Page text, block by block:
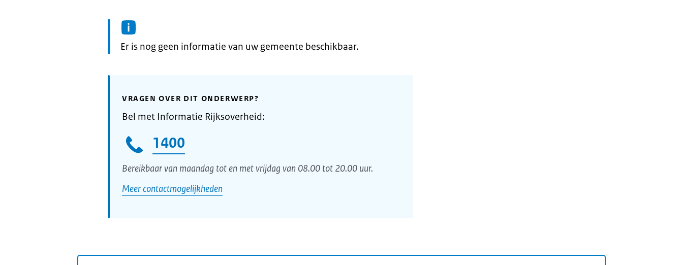
Informatie:
Er is nog geen informatie van uw gemeente beschikbaar.
VRAGEN OVER DIT ONDERWERP?
Bel met Informatie Rijksoverheid:
1400
Bereikbaar van maandag tot en met vrijdag van 08.00 tot 20.00 uur.
Meer contactmogelijkheden